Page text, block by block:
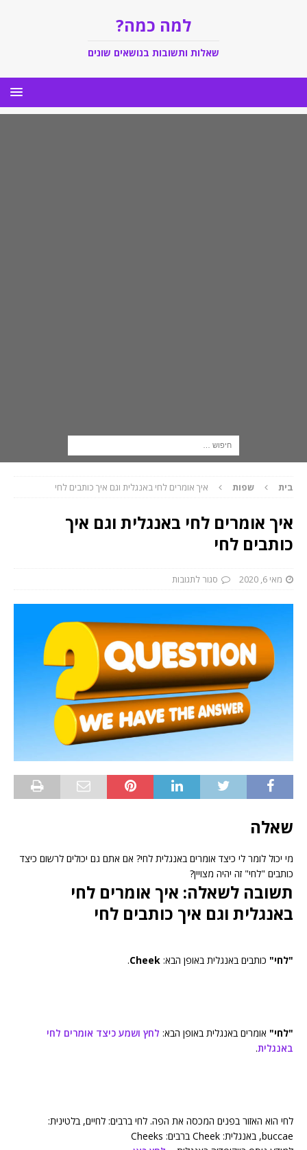
למה כמה?
שאלות ותשובות בנושאים שונים
בית שפות איך אומרים לחי באנגלית וגם איך כותבים לחי
איך אומרים לחי באנגלית וגם איך
כותבים לחי
מאי 6, 2020 סגור לתגובות
שאלה
מי יכול לומר לי כיצד אומרים באנגלית לחי? אם אתם גם יכולים לרשום כיצד
כותבים "לחי" זה יהיה מצויין?
תשובה לשאלה: איך אומרים לחי
באנגלית וגם איך כותבים לחי
"לחי" כותבים באנגלית באופן הבא: Cheek
.
"לחי" אומרים באנגלית באופן הבא: לחץ ושמע כיצד אומרים לחי
באנגלית.
לחי הוא האזור בפנים המכסה את הפה. לחי ברבים: לחיים, בלטינית:
buccae, באנגלית: Cheek ברבים: Cheeks